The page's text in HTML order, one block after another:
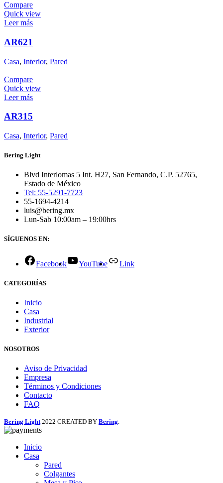
Compare
Quick view
Leer más
AR621
Casa, Interior, Pared
Compare
Quick view
Leer más
AR315
Casa, Interior, Pared
Bering Light
Blvd Interlomas 5 Int. H27, San Fernando, C.P. 52765,
Estado de México
Tel: 55-5291-7723
55-1694-4214
luis@bering.mx
Lun-Sab 10:00am – 19:00hrs
SÍGUENOS EN:
Facebook YouTube Link
CATEGORÍAS
Inicio
Casa
Industrial
Exterior
NOSOTROS
Aviso de Privacidad
Empresa
Términos y Condiciones
Contacto
FAQ
Bering Light 2022 CREATED BY Bering.
Inicio
Casa
Pared
Colgantes